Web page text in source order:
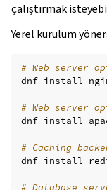
çalıştırmak
Yerel kurulum
# Web server
dnf install
# Web server
dnf install
# Caching
dnf install
# Database